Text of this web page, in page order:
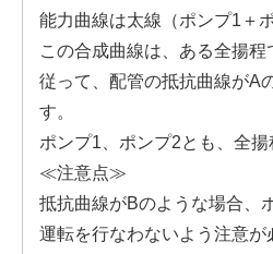
能力曲線は太線（ポンプ1＋
この合成曲線は、ある全揚
従って、配管の抵抗曲線がA
す。
ポンプ1、ポンプ2とも、全
≪注意点≫
抵抗曲線がBのような場合、
運転を行なわないよう注意が